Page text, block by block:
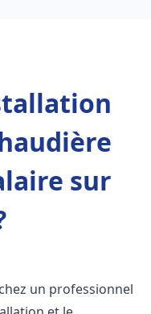
sur
un professionnel